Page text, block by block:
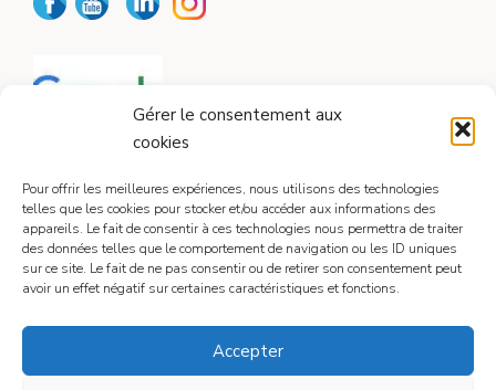
Gérer le consentement aux
cookies
Pour offrir les meilleures expériences, nous utilisons des technologies
telles que les cookies pour stocker et/ou accéder aux informations des
appareils. Le fait de consentir à ces technologies nous permettra de traiter
des données telles que le comportement de navigation ou les ID uniques
sur ce site. Le fait de ne pas consentir ou de retirer son consentement peut
avoir un effet négatif sur certaines caractéristiques et fonctions.
Accepter
CONTACT